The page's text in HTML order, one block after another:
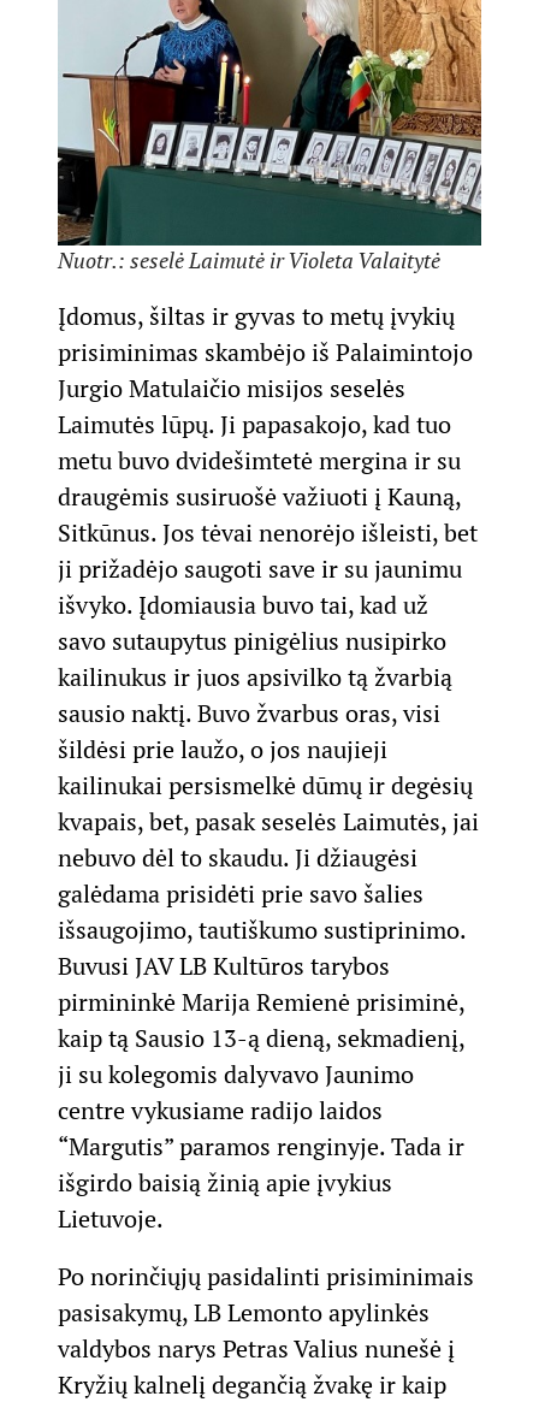
Nuotr.: seselė Laimutė ir Violeta Valaitytė
Įdomus, šiltas ir gyvas to metų įvykių
prisiminimas skambėjo iš Palaimintojo
Jurgio Matulaičio misijos seselės
Laimutės lūpų. Ji papasakojo, kad tuo
metu buvo dvidešimtetė mergina ir su
draugėmis susiruošė važiuoti į Kauną,
Sitkūnus. Jos tėvai nenorėjo išleisti, bet
ji prižadėjo saugoti save ir su jaunimu
išvyko. Įdomiausia buvo tai, kad už
savo sutaupytus pinigėlius nusipirko
kailinukus ir juos apsivilko tą žvarbią
sausio naktį. Buvo žvarbus oras, visi
šildėsi prie laužo, o jos naujieji
kailinukai persismelkė dūmų ir degėsių
kvapais, bet, pasak seselės Laimutės, jai
nebuvo dėl to skaudu. Ji džiaugėsi
galėdama prisidėti prie savo šalies
išsaugojimo, tautiškumo sustiprinimo.
Buvusi JAV LB Kultūros tarybos
pirmininkė Marija Remienė prisiminė,
kaip tą Sausio 13-ą dieną, sekmadienį,
ji su kolegomis dalyvavo Jaunimo
centre vykusiame radijo laidos
“Margutis” paramos renginyje. Tada ir
išgirdo baisią žinią apie įvykius
Lietuvoje.
Po norinčiųjų pasidalinti prisiminimais
pasisakymų, LB Lemonto apylinkės
valdybos narys Petras Valius nunešė į
Kryžių kalnelį degančią žvakę ir kaip